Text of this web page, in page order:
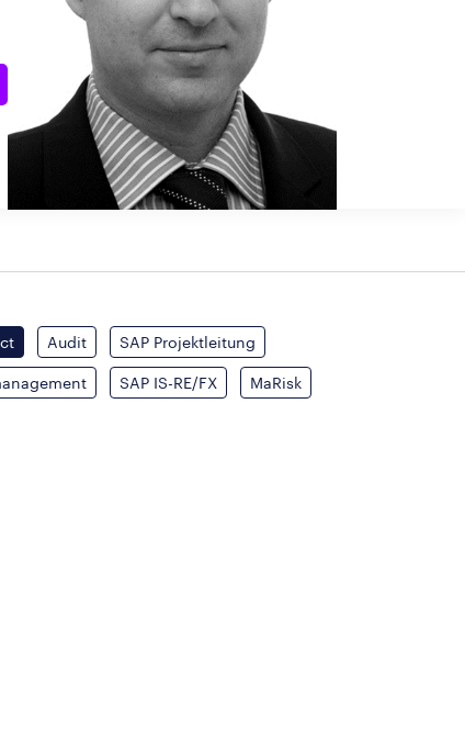
Audit SAP Projektleitung
SAP IS-RE/FX MaRisk